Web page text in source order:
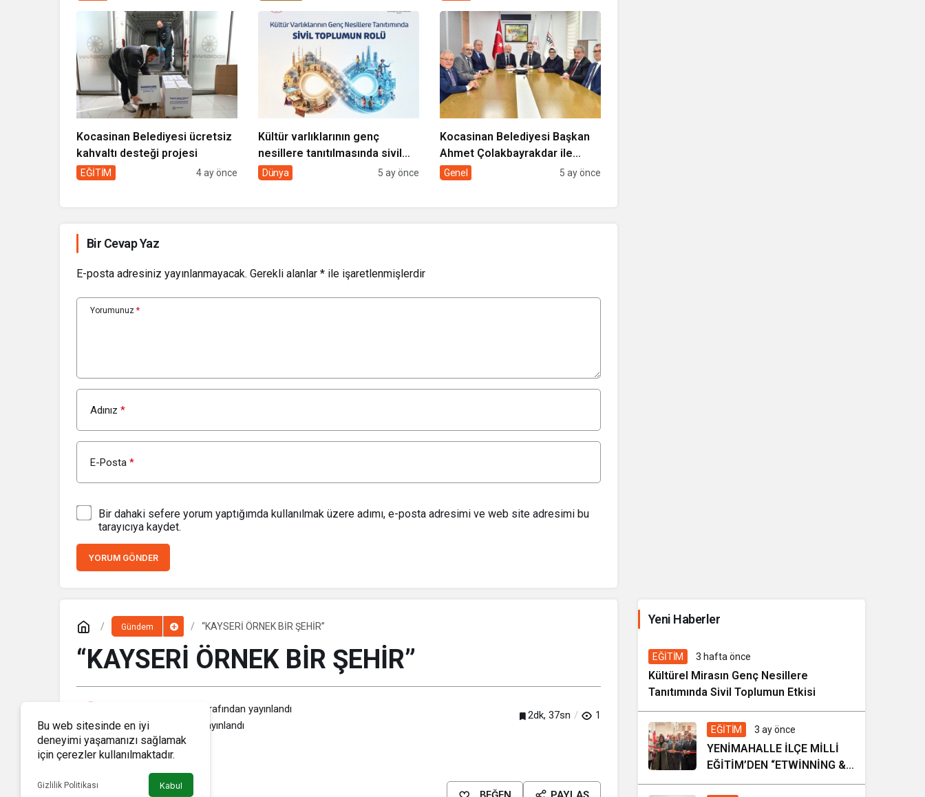
Kocasinan Belediyesi ücretsiz
kahvaltı desteği projesi
EĞİTİM 4 ay önce
Kültür varlıklarının genç
nesillere tanıtılmasında sivil
toplumun rolü
Dünya 5 ay önce
Kocasinan Belediyesi Başkan
Ahmet Çolakbayrakdar ile
yeniliklere imza atıyor
Genel 5 ay önce
Bir Cevap Yaz
E-posta adresiniz yayınlanmayacak. Gerekli alanlar * ile işaretlenmişlerdir
Yorumunuz *
Adınız *
E-Posta *
Bir dahaki sefere yorum yaptığımda kullanılmak üzere adımı, e-posta adresimi ve web site adresimi bu
tarayıcıya kaydet.
YORUM GÖNDER
Gündem “KAYSERİ ÖRNEK BİR ŞEHİR”
“KAYSERİ ÖRNEK BİR ŞEHİR”
tarafından yayınlandı
4 Mart 2020, 17:26
yayınlandı
2dk, 37sn 1
Yeni Haberler
7 gün önce
EĞİTİM 3 hafta önce
Kültürel Mirasın Genç Nesillere
Tanıtımında Sivil Toplumun Etkisi
EĞİTİM 3 ay önce
YENİMAHALLE İLÇE MİLLİ
EĞİTİM’DEN “ETWİNNİNG &
HAREZMİ PROJE ŞENLİĞİ”
Bu web sitesinde en iyi
deneyimi yaşamanızı sağlamak
için çerezler kullanılmaktadır.
Gizlilik Politikası Kabul